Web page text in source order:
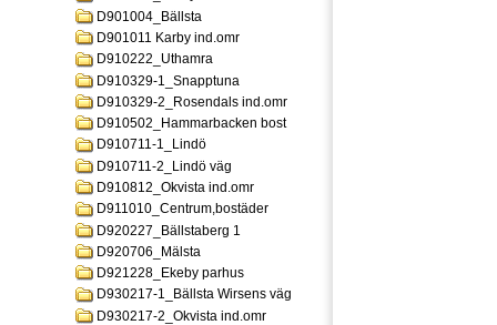
D901004_Bällsta
D901011 Karby ind.omr
D910222_Uthamra
D910329-1_Snapptuna
D910329-2_Rosendals ind.omr
D910502_Hammarbacken bost
D910711-1_Lindö
D910711-2_Lindö väg
D910812_Okvista ind.omr
D911010_Centrum,bostäder
D920227_Bällstaberg 1
D920706_Mälsta
D921228_Ekeby parhus
D930217-1_Bällsta Wirsens väg
D930217-2_Okvista ind.omr